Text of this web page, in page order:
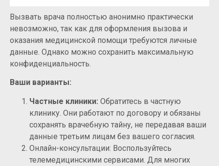
Вызвать врача полностью анонимно практически
невозможно, так как для оформления вызова и
оказания медицинской помощи требуются личные
данные. Однако можно сохранить максимальную
конфиденциальность.
Ваши варианты:
Частные клиники: Обратитесь в частную
клинику. Они работают по договору и обязаны
сохранять врачебную тайну, не передавая ваши
данные третьим лицам без вашего согласия.
Онлайн-консультации: Воспользуйтесь
телемедицинскими сервисами. Для многих